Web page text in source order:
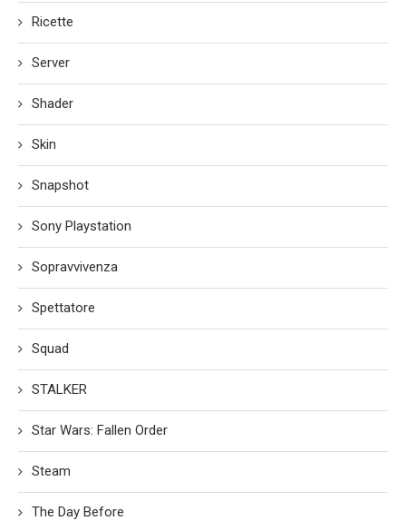
Ricette
Server
Shader
Skin
Snapshot
Sony Playstation
Sopravvivenza
Spettatore
Squad
STALKER
Star Wars: Fallen Order
Steam
The Day Before